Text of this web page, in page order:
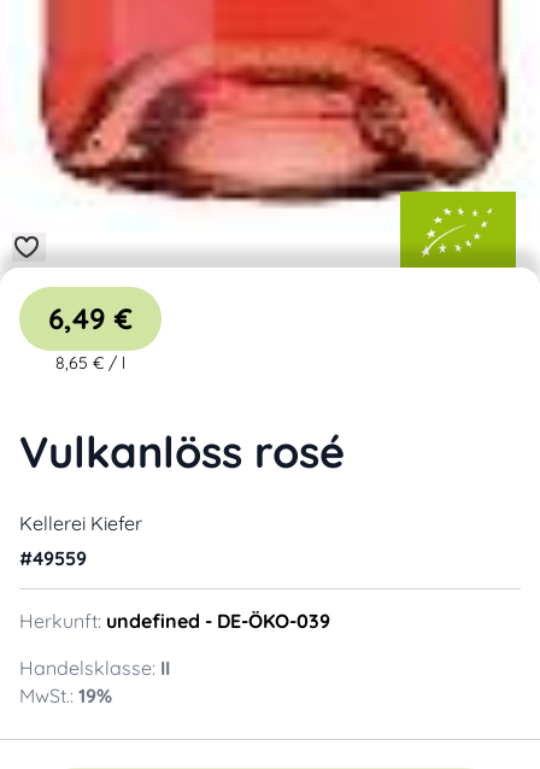
Vulkanlöss rosé
Kellerei Kiefer
#49559
Herkunft: undefined - DE-ÖKO-039
Handelsklasse: II
MwSt.: 19%
6,49 €
8,65 € / l